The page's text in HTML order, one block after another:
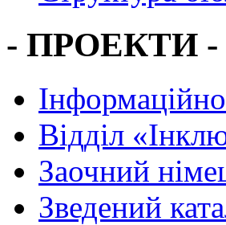
- ПРОЕКТИ -
Вiддiл
Заочний
Зведений